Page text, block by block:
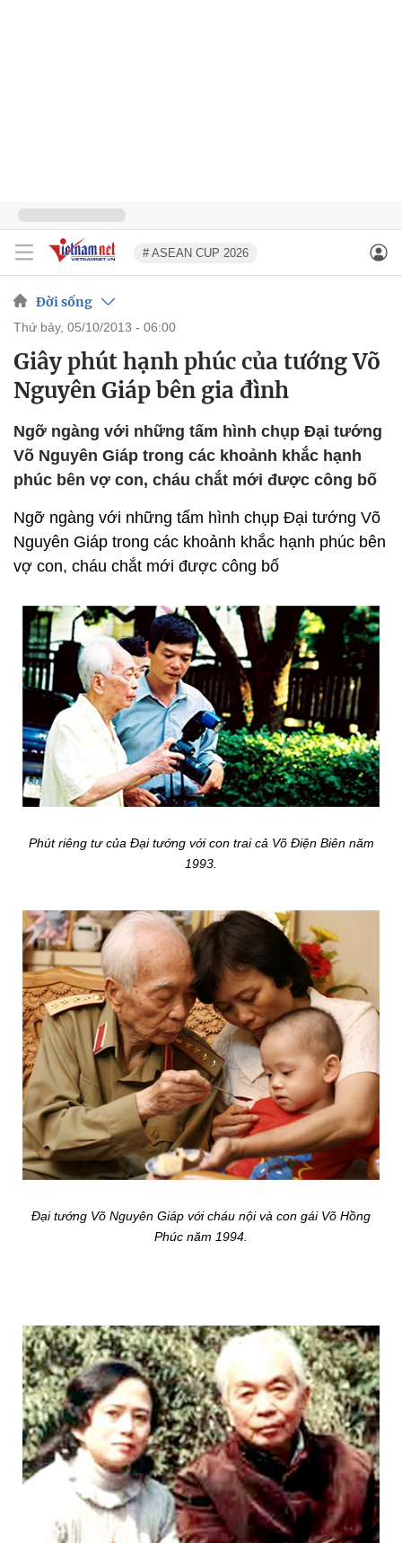
# ASEAN CUP 2026
Đời sống
thứ bảy, 05/10/2013 - 06:00
Giây phút hạnh phúc của tướng Võ
Nguyên Giáp bên gia đình
Ngỡ ngàng với những tấm hình chụp Đại tướng
Võ Nguyên Giáp trong các khoảnh khắc hạnh
phúc bên vợ con, cháu chắt mới được công bố
Ngỡ ngàng với những tấm hình chụp Đại tướng Võ
Nguyên Giáp trong các khoảnh khắc hạnh phúc bên
vợ con, cháu chắt mới được công bố
Phút riêng tư của Đại tướng với con trai cả Võ Điện Biên năm
1993.
Đại tướng Võ Nguyên Giáp với cháu nội và con gái Võ Hồng
Phúc năm 1994.